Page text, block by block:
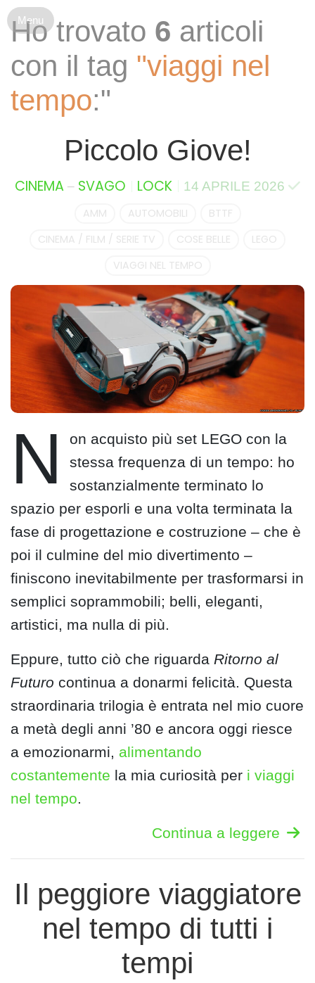
Ho trovato 6 articoli
con il tag "viaggi nel
tempo:"
Piccolo Giove!
CINEMA– SVAGO LOCK 14 APRILE 2026
AMM AUTOMOBILI
BTTF
CINEMA / FILM / SERIE TV
COSE BELLE
LEGO
VIAGGI NEL TEMPO
N
on acquisto più set LEGO con la
stessa frequenza di un tempo: ho
sostanzialmente terminato lo
spazio per esporli e una volta terminata la
fase di progettazione e costruzione – che è
poi il culmine del mio divertimento –
finiscono inevitabilmente per trasformarsi in
semplici soprammobili; belli, eleganti,
artistici, ma nulla di più.
Eppure, tutto ciò che riguarda Ritorno al
Futuro continua a donarmi felicità. Questa
straordinaria trilogia è entrata nel mio cuore
a metà degli anni ’80 e ancora oggi riesce
a emozionarmi, alimentando
costantemente la mia curiosità per i viaggi
nel tempo.
Continua a leggere
Il peggiore viaggiatore
nel tempo di tutti i
tempi